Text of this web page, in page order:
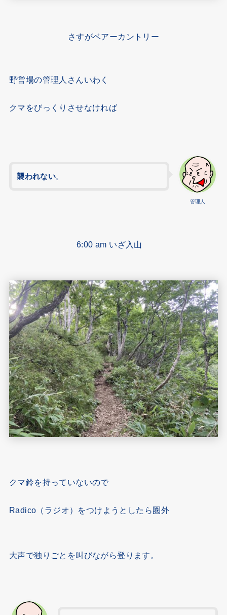
さすがベアーカントリー
野営場の管理人さんいわく
クマをびっくりさせなければ
管理人
襲われない。
6:00 am いざ入山
クマ鈴を持っていないので
Radico（ラジオ）をつけようとしたら圏外
大声で独りごとを叫びながら登ります。